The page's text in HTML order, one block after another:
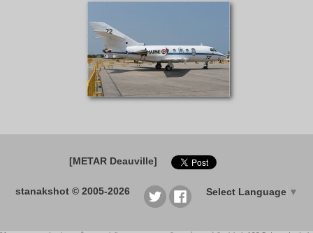
[METAR Deauville]
stanakshot © 2005-2026 Select Language ▼